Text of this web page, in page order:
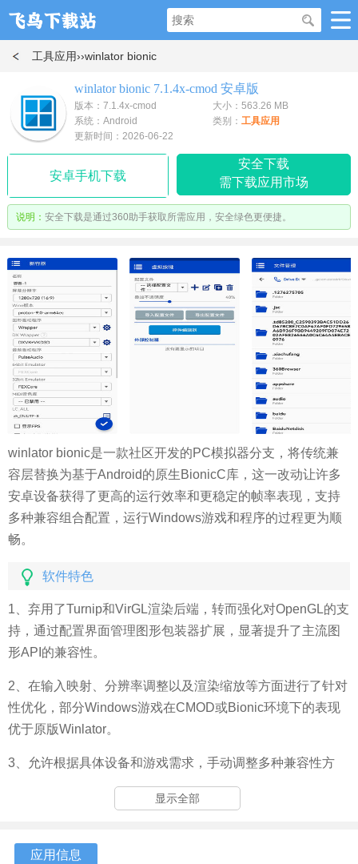
工具应用››winlator bionic
winlator bionic 7.1.4x-cmod 安卓版
版本：7.1.4x-cmod
大小：563.26 MB
系统：Android
类别： 工具应用
更新时间：2026-06-22
安卓手机下载
安全下载
需下载应用市场
说明： 安全下载是通过360助手获取所需应用，安全绿色更便捷。
winlator bionic是一款社区开发的PC模拟器分支，将传统兼
容层替换为基于Android的原生BionicC库，这一改动让许多
安卓设备获得了更高的运行效率和更稳定的帧率表现，支持
多种兼容组合配置，运行Windows游戏和程序的过程更为顺
畅。
软件特色
1、弃用了Turnip和VirGL渲染后端，转而强化对OpenGL的支
持，通过配置界面管理图形包装器扩展，显著提升了主流图
形API的兼容性。
2、在输入映射、分辨率调整以及渲染缩放等方面进行了针对
性优化，部分Windows游戏在CMOD或Bionic环境下的表现
优于原版Winlator。
3、允许根据具体设备和游戏需求，手动调整多种兼容性方
案，在追求最佳性能或最好兼容性之间做出灵活选择。
显示全部
应用信息